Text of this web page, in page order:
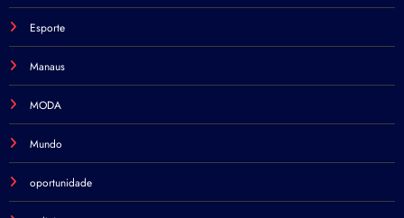
Esporte
Manaus
MODA
Mundo
oportunidade